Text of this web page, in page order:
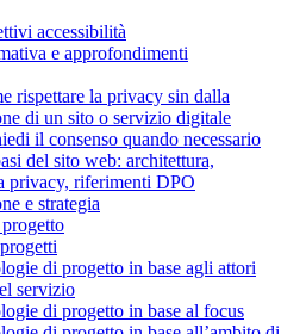
accessibilità
e approfondimenti
rispettare la privacy sin dalla
di un sito o servizio digitale
il consenso quando necessario
del sito web: architettura,
privacy, riferimenti DPO
e strategia
di progetto in base agli attori
servizio
di progetto in base al focus